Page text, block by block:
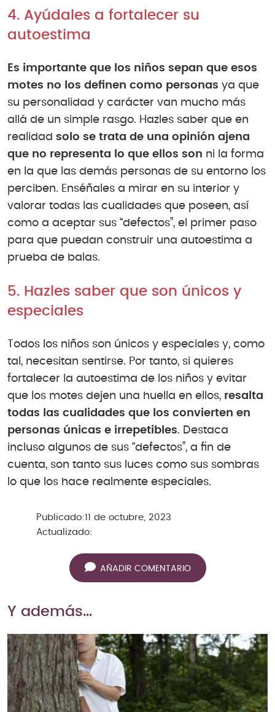
4. Ayúdales a fortalecer su
autoestima
Es importante que los niños sepan que esos
motes no los definen como personas ya que
su personalidad y carácter van mucho más
allá de un simple rasgo. Hazles saber que en
realidad solo se trata de una opinión ajena
que no representa lo que ellos son ni la forma
en la que las demás personas de su entorno los
perciben. Enséñales a mirar en su interior y
valorar todas las cualidades que poseen, así
como a aceptar sus “defectos”, el primer paso
para que puedan construir una autoestima a
prueba de balas.
5. Hazles saber que son únicos y
especiales
Todos los niños son únicos y especiales y, como
tal, necesitan sentirse. Por tanto, si quieres
fortalecer la autoestima de los niños y evitar
que los motes dejen una huella en ellos, resalta
todas las cualidades que los convierten en
personas únicas e irrepetibles. Destaca
incluso algunos de sus “defectos”, a fin de
cuenta, son tanto sus luces como sus sombras
lo que los hace realmente especiales.
Publicado:11 de octubre, 2023
Actualizado:
AÑADIR COMENTARIO
Y además…